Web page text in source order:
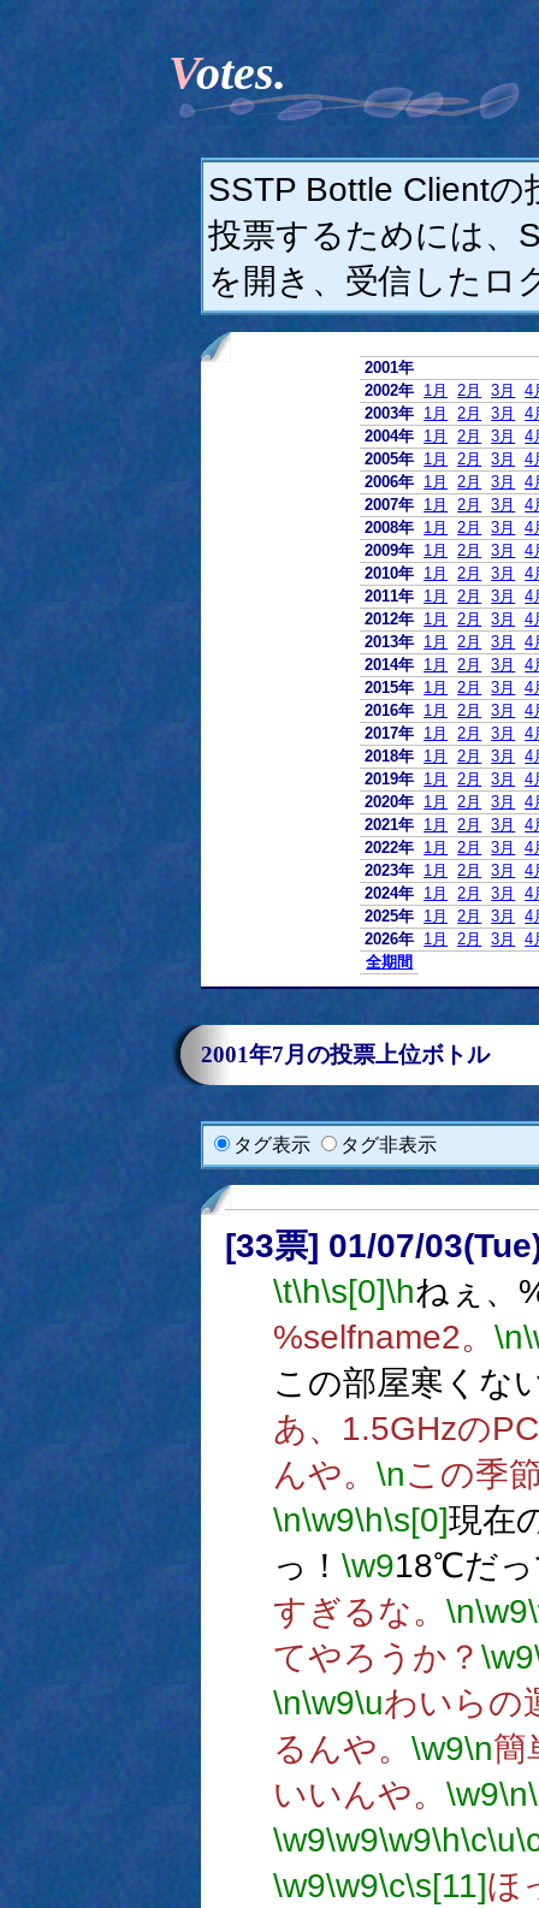
Votes.
SSTP Bottle Client
投票するためには、
を開き、受信したロ
2001年
2002年 1月 2月 3月
4
2003年 1月 2月 3月
4
2004年 1月 2月 3月
4
2005年 1月 2月 3月
4
2006年 1月 2月 3月
4
2007年 1月 2月 3月
4
2008年 1月 2月 3月
4
2009年 1月 2月 3月
4
2010年 1月 2月 3月
4
2011年 1月 2月 3月
4
2012年 1月 2月 3月
4
2013年 1月 2月 3月
4
2014年 1月 2月 3月
4
2015年 1月 2月 3月
4
2016年 1月 2月 3月
4
2017年 1月 2月 3月
4
2018年 1月 2月 3月
4
2019年 1月 2月 3月
4
2020年 1月 2月 3月
4
2021年 1月 2月 3月
4
2022年 1月 2月 3月
4
2023年 1月 2月 3月
4
2024年 1月 2月 3月
4
2025年 1月 2月 3月
4
2026年 1月 2月 3月
4
全期間
2001年7月の投票上位ボトル
タグ表示 タグ非表示
[33票] 01/07/
\t\h\s[0]\hねぇ、
%selfname2。 \n
この部屋寒くな
あ、1.5GHzの
んや。 \nこの季
\n\w9\h\s[0]現在
っ！ \w918℃だっ
すぎるな。 \n\w9
てやろうか？ \w9
\n\w9\uわいらの
るんや。 \w9\n簡
いいんや。 \w9\n
\w9\w9\w9\h\c\u
\w9\w9\c\s[11]ほ